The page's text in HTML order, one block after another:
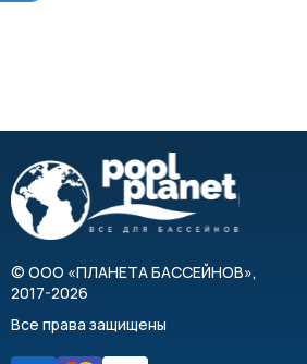
© ООО «ПЛАНЕТА БАССЕЙНОВ»,
2017-2026
Все права защищены